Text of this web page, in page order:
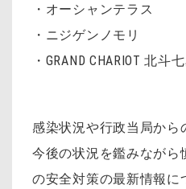
・オーシャンテラス
・ニジゲンノモリ
・GRAND CHARIOT 北斗
感染状況や行政当局から
今後の状況を鑑みながら
の安全対策の最新情報に